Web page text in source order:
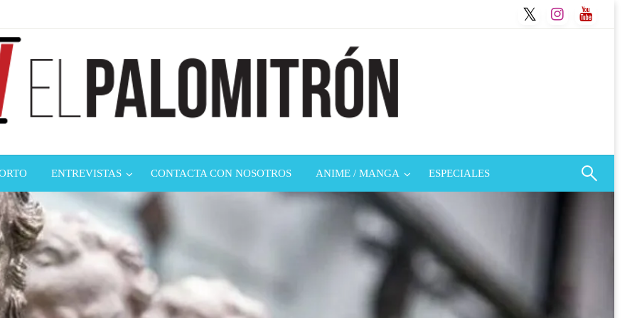
ENTREVISTAS CONTACTA CON NOSOTROS ANIME / MANGA ESPECIALES